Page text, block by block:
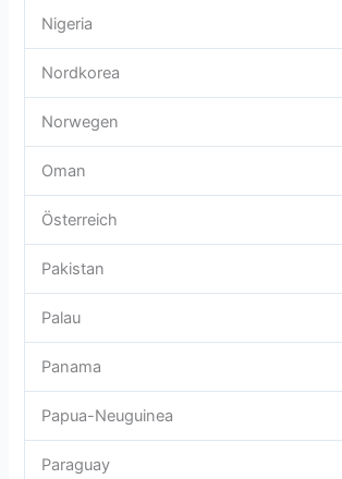
Nigeria
Nordkorea
Norwegen
Oman
Österreich
Pakistan
Palau
Panama
Papua-Neuguinea
Paraguay